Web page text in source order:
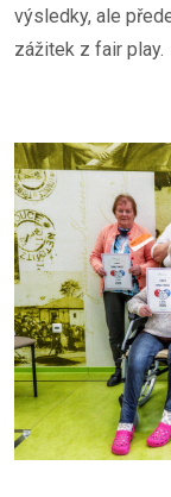
výsledky, ale
zážitek z fair play.